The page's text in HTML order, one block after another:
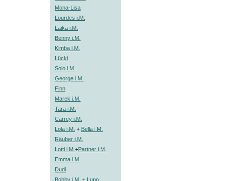
Mona-Lisa
Lourdes i.M.
Laika i.M.
Benny i.M.
Kimba i.M.
Lücki
Solo i.M.
George i.M.
Finn
Marek i.M.
Tara i.M.
Carrey i.M.
Lola i.M. + Bella i.M.
Räuber i.M.
Lotti i.M. +Partner i.M.
Emma i.M.
Dudi
Bobby i.M. + Lupo